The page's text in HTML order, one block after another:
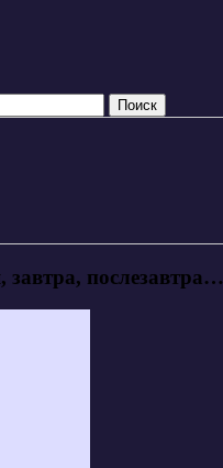
завтра, послезавтра…